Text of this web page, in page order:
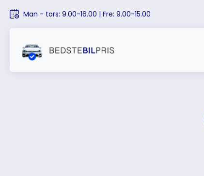
Man - tors: 9.00-16.00 | Fre: 9.00-15.00